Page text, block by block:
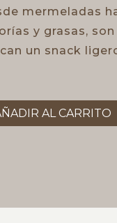
mermeladas
y grasas,
un snack
AL CARRITO